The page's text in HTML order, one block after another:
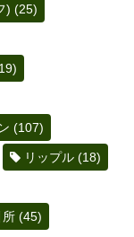
) (25)
(107)
リップル (18)
所 (45)